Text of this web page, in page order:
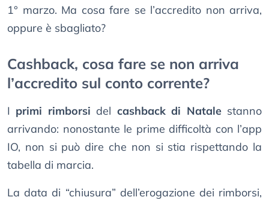
1° marzo. Ma cosa fare se l’accredito non arriva,
oppure è sbagliato?
Cashback, cosa fare se non arriva
l’accredito sul conto corrente?
I primi rimborsi del cashback di Natalestanno
arrivando: nonostante le prime difficoltà con l’app
IO, non si può dire che non si stia rispettando la
tabella di marcia.
La data di “chiusura” dell’erogazione dei rimborsi,